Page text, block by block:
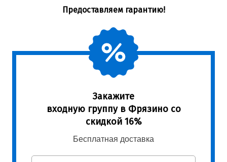
Предоставляем гарантию!
Закажите
входную группу в Фрязино со
скидкой 16%
Бесплатная доставка